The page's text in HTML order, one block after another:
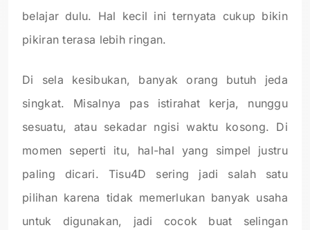
belajar dulu. Hal kecil ini ternyata cukup bikin
pikiran terasa lebih ringan.
Di sela kesibukan, banyak orang butuh jeda
singkat. Misalnya pas istirahat kerja, nunggu
sesuatu, atau sekadar ngisi waktu kosong. Di
momen seperti itu, hal-hal yang simpel justru
paling dicari. Tisu4D sering jadi salah satu
pilihan karena tidak memerlukan banyak usaha
untuk digunakan, jadi cocok buat selingan